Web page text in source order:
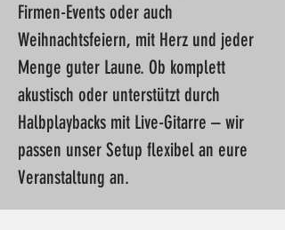
Firmen-Events oder auch
Weihnachtsfeiern, mit Herz und jeder
Menge guter Laune. Ob komplett
akustisch oder unterstützt durch
Halbplaybacks mit Live-Gitarre – wir
passen unser Setup flexibel an eure
Veranstaltung an.